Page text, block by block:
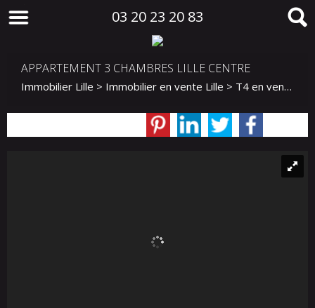
03 20 23 20 83
APPARTEMENT 3 CHAMBRES LILLE CENTRE
Immobilier Lille > Immobilier en vente Lille > T4 en vente Lille